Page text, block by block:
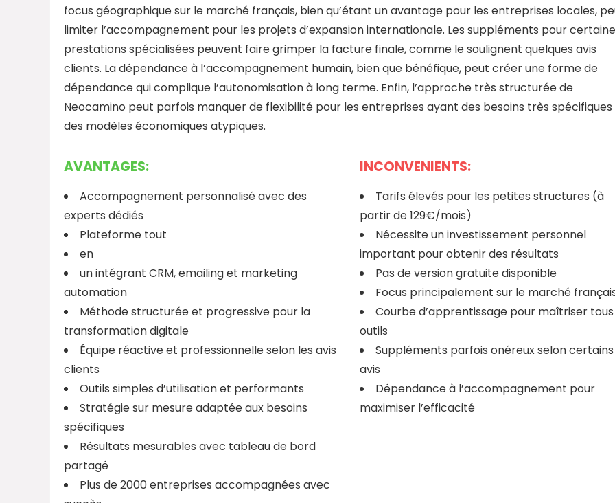
focus géographique sur le marché français, bien qu’étant un avantage pour les entreprises locales,
limiter l’accompagnement pour les projets d’expansion internationale. Les suppléments pour
prestations spécialisées peuvent faire grimper la facture finale, comme le soulignent quelques avis
clients. La dépendance à l’accompagnement humain, bien que bénéfique, peut créer une forme de
dépendance qui complique l’autonomisation à long terme. Enfin, l’approche très structurée de
Neocamino peut parfois manquer de flexibilité pour les entreprises ayant des besoins très spécifiques
des modèles économiques atypiques.
AVANTAGES:
Accompagnement personnalisé avec des
experts dédiés
Plateforme tout
en
un intégrant CRM, emailing et marketing
automation
Méthode structurée et progressive pour la
transformation digitale
Équipe réactive et professionnelle selon les avis
clients
Outils simples d’utilisation et performants
Stratégie sur mesure adaptée aux besoins
spécifiques
Résultats mesurables avec tableau de bord
partagé
Plus de 2000 entreprises accompagnées avec
INCONVENIENTS:
Tarifs élevés pour les petites structures (à
partir de 129€/mois)
Nécessite un investissement personnel
important pour obtenir des résultats
Pas de version gratuite disponible
Focus principalement sur le marché
Courbe d’apprentissage pour maîtriser tous
outils
Suppléments parfois onéreux selon certains
avis
Dépendance à l’accompagnement pour
maximiser l’efficacité